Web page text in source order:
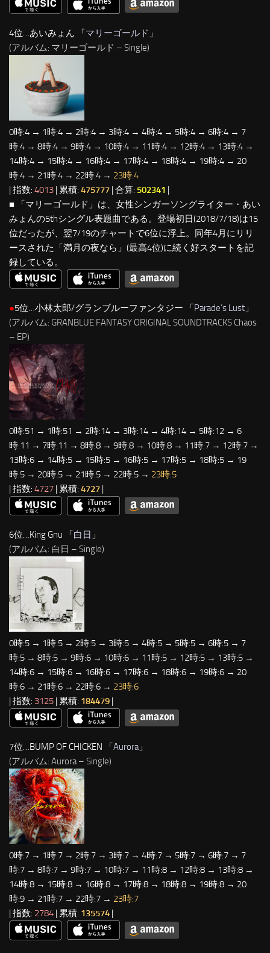
4位…あいみょん 「マリーゴールド 」
(アルバム: マリーゴールド – Single)
0時:4 → 1時:4 → 2時:4 → 3時:4 → 4時:4 → 5時:4 → 6時:4 → 7
時:4 → 8時:4 → 9時:4 → 10時:4 → 11時:4 → 12時:4 → 13時:4 →
14時:4 → 15時:4 → 16時:4 → 17時:4 → 18時:4 → 19時:4 → 20
時:4 → 21時:4 → 22時:4 → 23時:4
| 指数: 4013 | 累積: 475777 | 合算: 502341 |
■ 「マリーゴールド」は、女性シンガーソングライター・あい
みょんの5thシングル表題曲である。登場初日(2018/7/18)は15
位だったが、翌7/19のチャートで6位に浮上。同年4月にリリ
ースされた「満月の夜なら」(最高4位)に続く好スタートを記
録している。
●5位…小林太郎/グランブルーファンタジー 「Parade’s Lust 」
(アルバム: GRANBLUE FANTASY ORIGINAL SOUNDTRACKS Chaos
– EP)
0時:51 → 1時:51 → 2時:14 → 3時:14 → 4時:14 → 5時:12 → 6
時:11 → 7時:11 → 8時:8 → 9時:8 → 10時:8 → 11時:7 → 12時:7 →
13時:6 → 14時:5 → 15時:5 → 16時:5 → 17時:5 → 18時:5 → 19
時:5 → 20時:5 → 21時:5 → 22時:5 → 23時:5
| 指数: 4727 | 累積: 4727 |
6位…King Gnu 「白日 」
(アルバム: 白日 – Single)
0時:5 → 1時:5 → 2時:5 → 3時:5 → 4時:5 → 5時:5 → 6時:5 → 7
時:5 → 8時:5 → 9時:6 → 10時:6 → 11時:5 → 12時:5 → 13時:5 →
14時:6 → 15時:6 → 16時:6 → 17時:6 → 18時:6 → 19時:6 → 20
時:6 → 21時:6 → 22時:6 → 23時:6
| 指数: 3125 | 累積: 184479 |
7位…BUMP OF CHICKEN 「 Aurora」
(アルバム: Aurora – Single)
0時:7 → 1時:7 → 2時:7 → 3時:7 → 4時:7 → 5時:7 → 6時:7 → 7
時:7 → 8時:7 → 9時:7 → 10時:7 → 11時:8 → 12時:8 → 13時:8 →
14時:8 → 15時:8 → 16時:8 → 17時:8 → 18時:8 → 19時:8 → 20
時:9 → 21時:7 → 22時:7 → 23時:7
| 指数: 2784 | 累積: 135574